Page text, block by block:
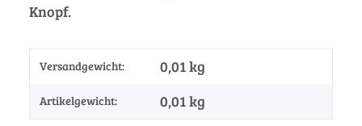
Knopf.
Versandgewicht: 0,01 kg
Artikelgewicht: 0,01kg